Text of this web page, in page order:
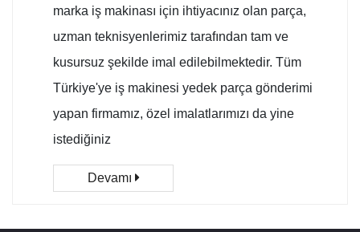
marka iş makinası için ihtiyacınız olan parça,
uzman teknisyenlerimiz tarafından tam ve
kusursuz şekilde imal edilebilmektedir. Tüm
Türkiye'ye iş makinesi yedek parça gönderimi
yapan firmamız, özel imalatlarımızı da yine
istediğiniz
Devamı